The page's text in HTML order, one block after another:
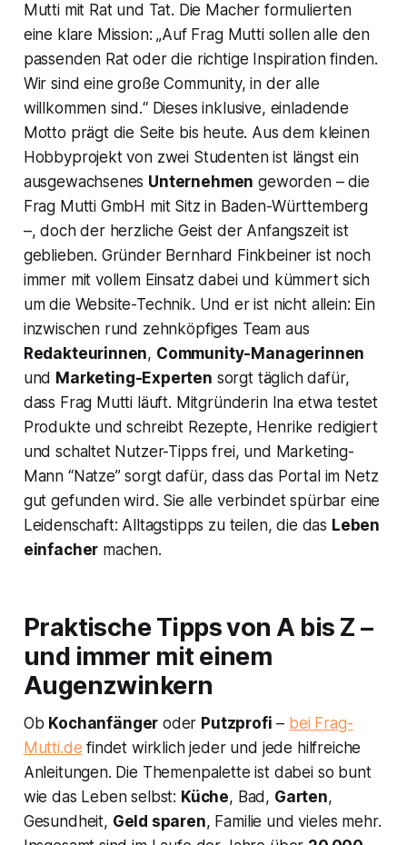
Mutti mit Rat und Tat. Die Macher formulierten
eine klare Mission: „Auf Frag Mutti sollen alle den
passenden Rat oder die richtige Inspiration finden.
Wir sind eine große Community, in der alle
willkommen sind.“ Dieses inklusive, einladende
Motto prägt die Seite bis heute. Aus dem kleinen
Hobbyprojekt von zwei Studenten ist längst ein
ausgewachsenes Unternehmen geworden – die
Frag Mutti GmbH mit Sitz in Baden-Württemberg
–, doch der herzliche Geist der Anfangszeit ist
geblieben. Gründer Bernhard Finkbeiner ist noch
immer mit vollem Einsatz dabei und kümmert sich
um die Website-Technik. Und er ist nicht allein: Ein
inzwischen rund zehnköpfiges Team aus
Redakteurinnen, Community-Managerinnen
und Marketing-Experten sorgt täglich dafür,
dass Frag Mutti läuft. Mitgründerin Ina etwa testet
Produkte und schreibt Rezepte, Henrike redigiert
und schaltet Nutzer-Tipps frei, und Marketing-
Mann “Natze” sorgt dafür, dass das Portal im Netz
gut gefunden wird. Sie alle verbindet spürbar eine
Leidenschaft: Alltagstipps zu teilen, die das Leben
einfacher machen.
Praktische Tipps von A bis Z –
und immer mit einem
Augenzwinkern
Ob Kochanfänger oder Putzprofi – bei Frag-
Mutti.de findet wirklich jeder und jede hilfreiche
Anleitungen. Die Themenpalette ist dabei so bunt
wie das Leben selbst: Küche, Bad, Garten,
Gesundheit, Geld sparen, Familie und vieles mehr.